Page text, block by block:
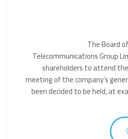
The Board
Telecommunications Group
shareholders to attend
meeting of the company’s
been decided to be held, at